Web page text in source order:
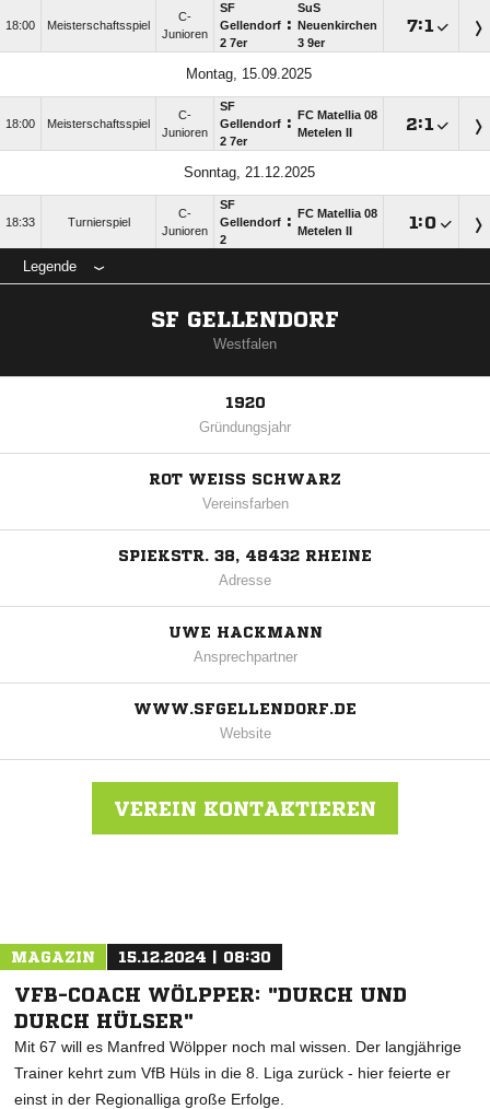
18:00 Meisterschaftsspiel
C-
Junioren
SF
Gellendorf
2 7er
:
SuS
Neuenkirchen
3 9er
:
Montag, 15.09.2025
18:00 Meisterschaftsspiel
C-
Junioren
SF
Gellendorf
2 7er
:
FC Matellia 08
Metelen II
:
Sonntag, 21.12.2025
18:33 Turnierspiel
C-
Junioren
SF
Gellendorf
2
:
FC Matellia 08
Metelen II
:
Legende
SF GELLENDORF
Westfalen
1920
Gründungsjahr
ROT WEISS SCHWARZ
Vereinsfarben
SPIEKSTR. 38, 48432 RHEINE
Adresse
UWE HACKMANN
Ansprechpartner
WWW.SFGELLENDORF.DE
Website
VEREIN KONTAKTIEREN
MAGAZIN 15.12.2024 | 08:30
VFB-COACH WÖLPPER: "DURCH UND
DURCH HÜLSER"
Mit 67 will es Manfred Wölpper noch mal wissen. Der langjährige
Trainer kehrt zum VfB Hüls in die 8. Liga zurück - hier feierte er
einst in der Regionalliga große Erfolge.